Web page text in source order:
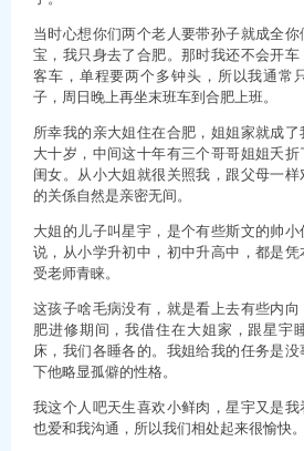
当时心想你们两个老人要带孙子就成全
宝，我只身去了合肥。那时我还不会开
客车，单程要两个多钟头，所以我通常
子，周日晚上再坐末班车到合肥上班。
所幸我的亲大姐住在合肥，姐姐家就成
大十岁，中间这十年有三个哥哥姐姐夭
闺女。从小大姐就很关照我，跟父母一
的关係自然是亲密无间。
大姐的儿子叫星宇，是个有些斯文的帅
说，从小学升初中，初中升高中，都是
受老师青睐。
这孩子啥毛病没有，就是看上去有些内
肥进修期间，我借住在大姐家，跟星宇
床，我们各睡各的。我姐给我的任务是
下他略显孤僻的性格。
我这个人吧天生喜欢小鲜肉，星宇又是
也爱和我沟通，所以我们相处起来很愉快。